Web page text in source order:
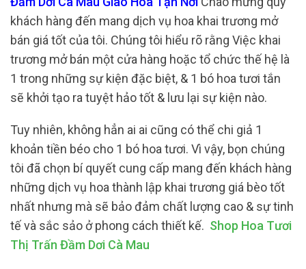
khách hàng đến mang dịch vụ hoa khai trương mở
bán giá tốt của tôi. Chúng tôi hiểu rõ rằng Việc khai
trương mở bán một cửa hàng hoặc tổ chức thế hệ là
1 trong những sự kiện đặc biệt, & 1 bó hoa tươi tắn
sẽ khởi tạo ra tuyệt hảo tốt & lưu lại sự kiện nào.
Tuy nhiên, không hẳn ai ai cũng có thể chi giả 1
khoản tiền béo cho 1 bó hoa tươi. Vì vậy, bọn chúng
tôi đã chọn bí quyết cung cấp mang đến khách hàng
những dịch vụ hoa thành lập khai trương giá bèo tốt
nhất nhưng mà sẽ bảo đảm chất lượng cao & sự tinh
tế và sắc sảo ở phong cách thiết kế. Shop Hoa Tươi
Thị Trấn Đầm Dơi Cà Mau